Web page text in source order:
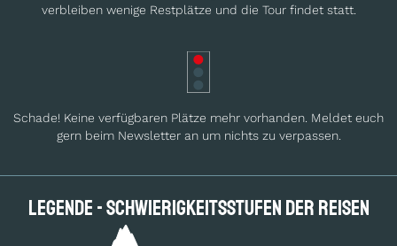
verbleiben wenige Restplätze und die Tour findet statt.
Schade! Keine verfügbaren Plätze mehr vorhanden. Meldet euch
gern beim Newsletter an um nichts zu verpassen.
Legende - Schwierig­keits­stufen der Reisen